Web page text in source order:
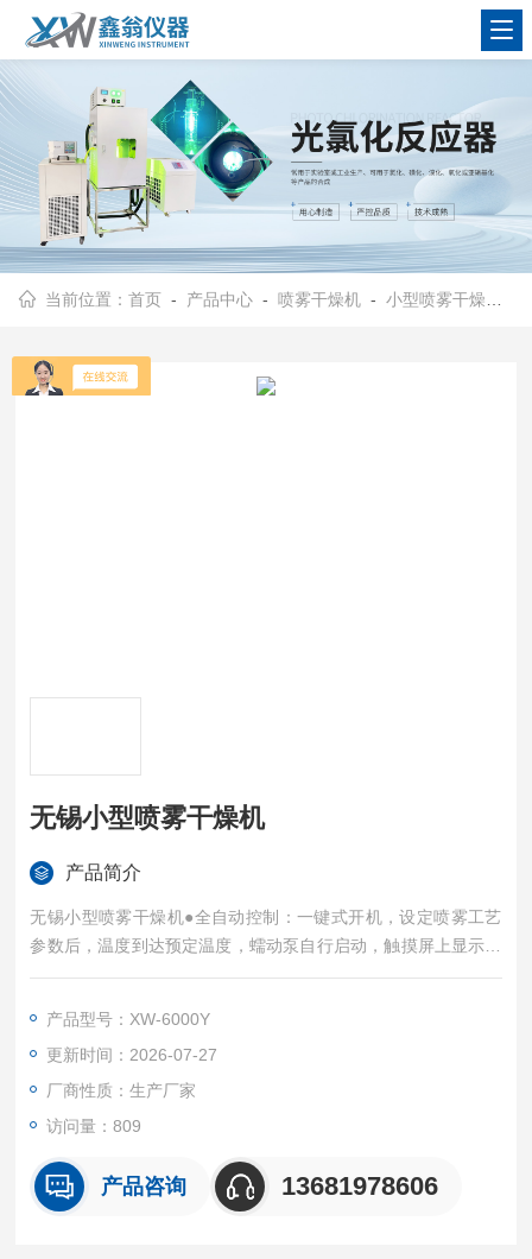
查看更多
当前位置：首页 - 产品中心 -喷雾干燥机 -小型喷雾干燥机
无锡小型喷雾干燥机
产品简介
无锡小型喷雾干燥机●全自动控制：一键式开机，设定喷雾工艺
参数后，温度到达预定温度，蠕动泵自行启动，触摸屏上显示运
行动画，运行流程清晰显示；关机时只需按停止键，机器自动安
●手动控制：如需在实验过程对工艺参数进行调整，可方便切换
至手动状态，整个实验过程彩色触摸屏动态显示（动画）
产品型号：XW-6000Y
更新时间：2026-07-27
厂商性质：生产厂家
访问量：809
产品咨询 13681978606